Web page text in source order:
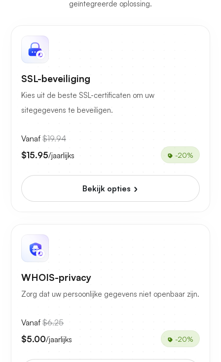
geïntegreerde oplossing.
SSL-beveiliging
Kies uit de beste SSL-certificaten om uw
sitegegevens te beveiligen.
Vanaf $19.94
$15.95/jaarlijks -20%
Bekijk opties
WHOIS-privacy
Zorg dat uw persoonlijke gegevens niet openbaar zijn.
Vanaf $6.25
$5.00/jaarlijks -20%